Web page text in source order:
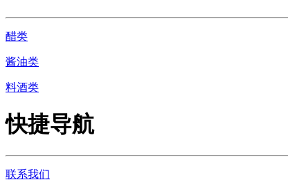
醋类
酱油类
料酒类
快捷导航
联系我们